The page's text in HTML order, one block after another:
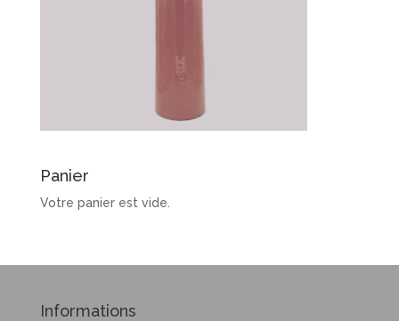
Panier
Votre panier est vide.
Informations